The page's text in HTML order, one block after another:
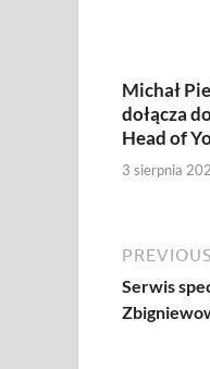
Michał
dołącza
Head of
3 sierpnia
Serwis